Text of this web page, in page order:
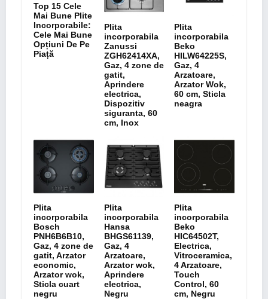
Top 15 Cele
Mai Bune Plite
Incorporabile:
Cele Mai Bune
Opțiuni De Pe
Piață
Plita
incorporabila
Zanussi
ZGH62414XA,
Gaz, 4 zone de
gatit,
Aprindere
electrica,
Dispozitiv
siguranta, 60
cm, Inox
Plita
incorporabila
Beko
HILW64225S,
Gaz, 4
Arzatoare,
Arzator Wok,
60 cm, Sticla
neagra
Plita
incorporabila
Bosch
PNH6B6B10,
Gaz, 4 zone de
gatit, Arzator
economic,
Arzator wok,
Sticla cuart
negru
Plita
incorporabila
Hansa
BHGS61139,
Gaz, 4
Arzatoare,
Arzator wok,
Aprindere
electrica,
Negru
Plita
incorporabila
Beko
HIC64502T,
Electrica,
Vitroceramica,
4 Arzatoare,
Touch
Control, 60
cm, Negru